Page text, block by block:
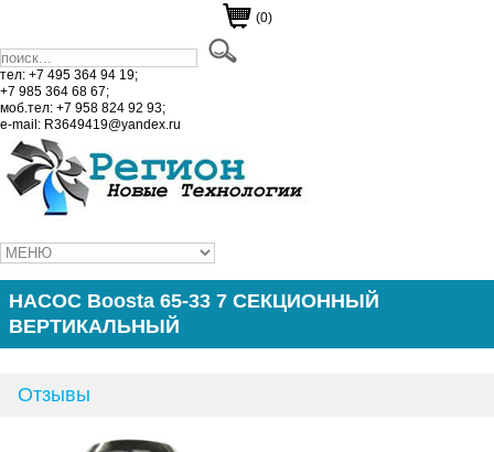
(0)
тел: +7 495 364 94 19;
+7 985 364 68 67;
моб.тел: +7 958 824 92 93;
e-mail: R3649419@yandex.ru
НАСОС Boosta 65-33 7 СЕКЦИОННЫЙ
ВЕРТИКАЛЬНЫЙ
Отзывы